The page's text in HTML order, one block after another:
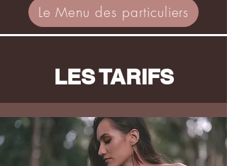
Le Menu des particuliers
LES TARIFS